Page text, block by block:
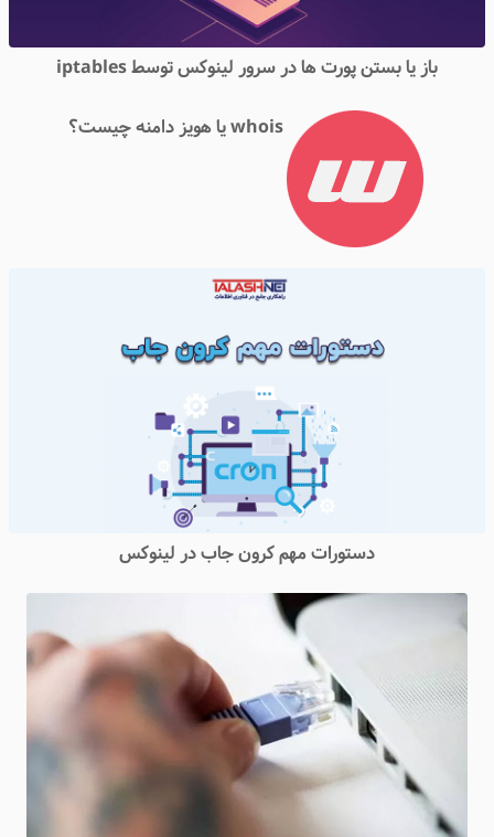
باز یا بستن پورت ها در سرور لینوکس توسط iptables
whois یا هویز دامنه چیست؟
دستورات مهم کرون جاب در لینوکس